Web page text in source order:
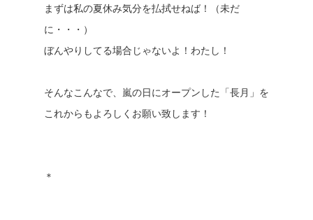
まずは私の夏休み気分を払拭せねば！（未だ
に・・・）
ぼんやりしてる場合じゃないよ！わたし！
そんなこんなで、嵐の日にオープンした「長月」を
これからもよろしくお願い致します！
＊